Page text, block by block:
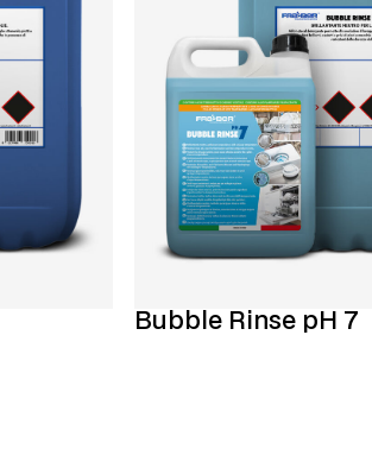
Bubble Rinse pH 7